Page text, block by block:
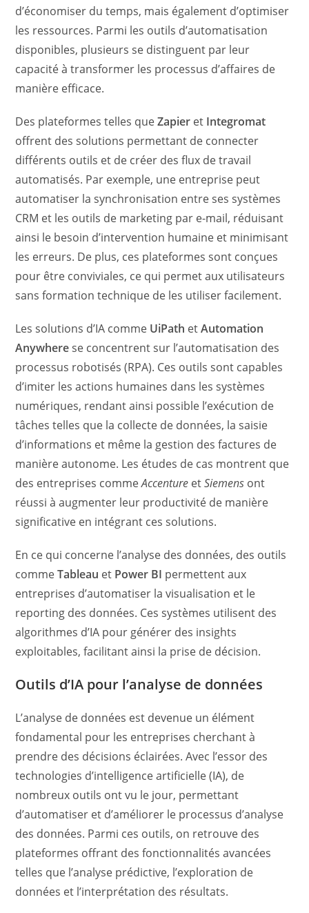
d’économiser du temps, mais également d’optimiser
les ressources. Parmi les outils d’automatisation
disponibles, plusieurs se distinguent par leur
capacité à transformer les processus d’affaires de
manière efficace.
Des plateformes telles queZapier et Integromat
offrent des solutions permettant de connecter
différents outils et de créer des flux de travail
automatisés. Par exemple, une entreprise peut
automatiser la synchronisation entre ses systèmes
CRM et les outils de marketing par e-mail, réduisant
ainsi le besoin d’intervention humaine et minimisant
les erreurs. De plus, ces plateformes sont conçues
pour être conviviales, ce qui permet aux utilisateurs
sans formation technique de les utiliser facilement.
Les solutions d’IA comme UiPath etAutomation
Anywherese concentrent sur l’automatisation des
processus robotisés (RPA). Ces outils sont capables
d’imiter les actions humaines dans les systèmes
numériques, rendant ainsi possible l’exécution de
tâches telles que la collecte de données, la saisie
d’informations et même la gestion des factures de
manière autonome. Les études de cas montrent que
des entreprises commeAccenture etSiemens ont
réussi à augmenter leur productivité de manière
significative en intégrant ces solutions.
En ce qui concerne l’analyse des données, des outils
commeTableau et Power BI permettent aux
entreprises d’automatiser la visualisation et le
reporting des données. Ces systèmes utilisent des
algorithmes d’IA pour générer des insights
exploitables, facilitant ainsi la prise de décision.
Outils d’IA pour l’analyse de données
L’analyse de données est devenue un élément
fondamental pour les entreprises cherchant à
prendre des décisions éclairées. Avec l’essor des
technologies d’intelligence artificielle (IA), de
nombreux outils ont vu le jour, permettant
d’automatiser et d’améliorer le processus d’analyse
des données. Parmi ces outils, on retrouve des
plateformes offrant des fonctionnalités avancées
telles que l’analyse prédictive, l’exploration de
données et l’interprétation des résultats.